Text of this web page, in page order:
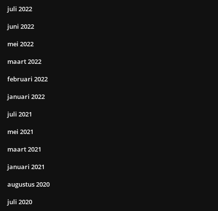
juli 2022
juni 2022
mei 2022
maart 2022
februari 2022
januari 2022
juli 2021
mei 2021
maart 2021
januari 2021
augustus 2020
juli 2020